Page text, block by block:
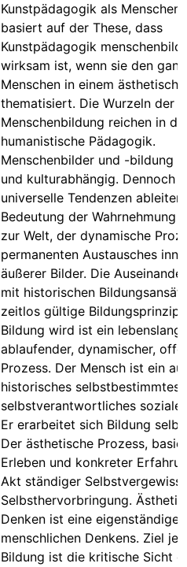
Kunstpädagogik als
basiert auf der These, dass
Kunstpädagogik
wirksam ist, wenn sie den
Menschen in einem
thematisiert. Die Wurzeln der
Menschenbildung reichen in die
humanistische Pädagogik.
Menschenbilder und -bildung
und kulturabhängig. Dennoch
universelle Tendenzen
Bedeutung der Wahrnehmung
zur Welt, der dynamische
permanenten Austausches
äußerer Bilder. Die
mit historischen
zeitlos gültige
Bildung wird ist ein
ablaufender, dynamischer,
Prozess. Der Mensch ist ein
historisches selbstbestimmtes,
selbstverantwortliches
Er erarbeitet sich Bildung
Der ästhetische Prozess,
Erleben und konkreter
Akt ständiger
Selbsthervorbringung.
Denken ist eine eigenständige
menschlichen Denkens. Ziel
Bildung ist die kritische Sicht